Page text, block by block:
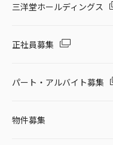
三洋堂ホールディングス
正社員募集
パート・アルバイト募集
物件募集